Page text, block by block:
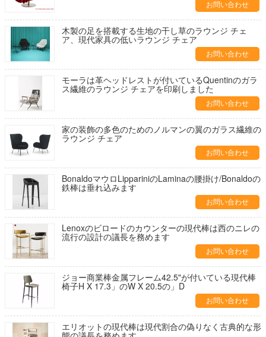
お問い合わせ
木製の足を搭載する生地の干し草のラウンジ チェ
ア、現代家具の低いラウンジ チェア
お問い合わせ
モーラは革ヘッドレストが付いているQuentinのガラ
ス繊維のラウンジ チェアを印刷しました
お問い合わせ
家の装飾の多色のためのノルマンの翼のガラス繊維の
ラウンジ チェア
お問い合わせ
BonaldoマウロLippariniのLaminaの腰掛け/Bonaldoの
鉄棒は垂れ込みます
お問い合わせ
Lenoxのビロードのカウンターの現代棒は西のニレの
流行の設計の議長を務めます
お問い合わせ
ジョー商業棒金属フレーム42.5"が付いている現代棒
椅子H X 17.3」のW X 20.5の」D
お問い合わせ
エリオットの現代棒は現代割合の偽りなく古典的な形